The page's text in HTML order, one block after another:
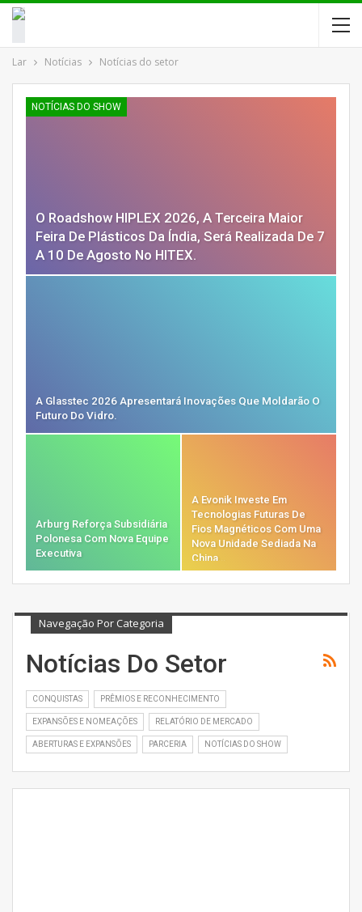
Lar Notícias Notícias do setor
NOTÍCIAS DO SHOW
O Roadshow HIPLEX 2026, A Terceira Maior
Feira De Plásticos Da Índia, Será Realizada De 7
A 10 De Agosto No HITEX.
A Glasstec 2026 Apresentará Inovações Que Moldarão O
Futuro Do Vidro.
Arburg Reforça Subsidiária
Polonesa Com Nova Equipe
Executiva
A Evonik Investe Em
Tecnologias Futuras De
Fios Magnéticos Com Uma
Nova Unidade Sediada Na
China…
Navegação Por Categoria
Notícias Do Setor
CONQUISTAS PRÊMIOS E RECONHECIMENTO
EXPANSÕES E NOMEAÇÕES RELATÓRIO DE MERCADO
ABERTURAS E EXPANSÕES PARCERIA NOTÍCIAS DO SHOW